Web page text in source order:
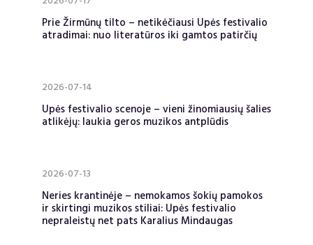
Prie Žirmūnų tilto – netikėčiausi Upės festivalio
atradimai: nuo literatūros iki gamtos patirčių
2026-07-14
Upės festivalio scenoje – vieni žinomiausių šalies
atlikėjų: laukia geros muzikos antplūdis
2026-07-13
Neries krantinėje – nemokamos šokių pamokos
ir skirtingi muzikos stiliai: Upės festivalio
nepraleistų net pats Karalius Mindaugas